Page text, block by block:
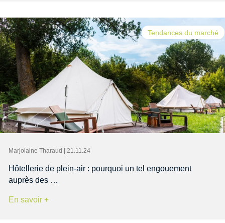
Tendances du marché
Marjolaine Tharaud | 21.11.24
Hôtellerie de plein-air : pourquoi un tel engouement
auprès des …
En savoir +